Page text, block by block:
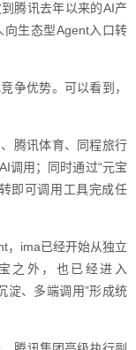
腾讯去年以来的AI产
生态型Agent入口转
争优势。可以看到，
腾讯体育、同程旅行
调用；同时通过“元宝
即可调用工具完成任
，ima已经开始从独立
之外，也已经进入
淀、多端调用”形成统